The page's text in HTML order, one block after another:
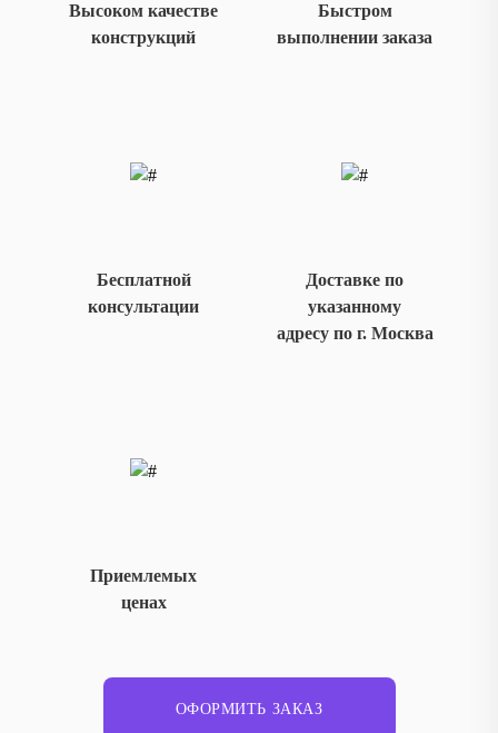
Высоком качестве
конструкций
Быстром
выполнении заказа
Бесплатной
консультации
Доставке по
указанному
адресу по г. Москва
Приемлемых
ценах
ОФОРМИТЬ ЗАКАЗ